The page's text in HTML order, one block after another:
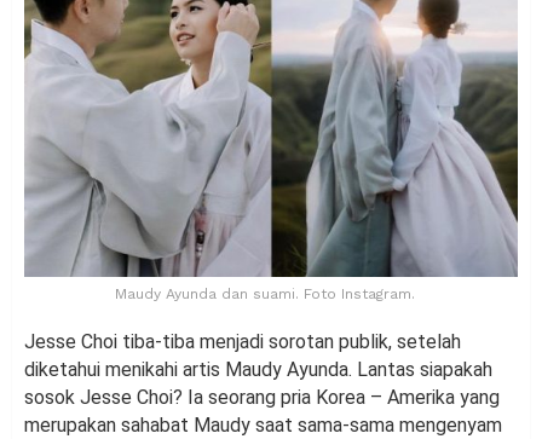
Maudy Ayunda dan suami. Foto Instagram.
Jesse Choi tiba-tiba menjadi sorotan publik, setelah
diketahui menikahi artis Maudy Ayunda. Lantas siapakah
sosok Jesse Choi? Ia seorang pria Korea – Amerika yang
merupakan sahabat Maudy saat sama-sama mengenyam